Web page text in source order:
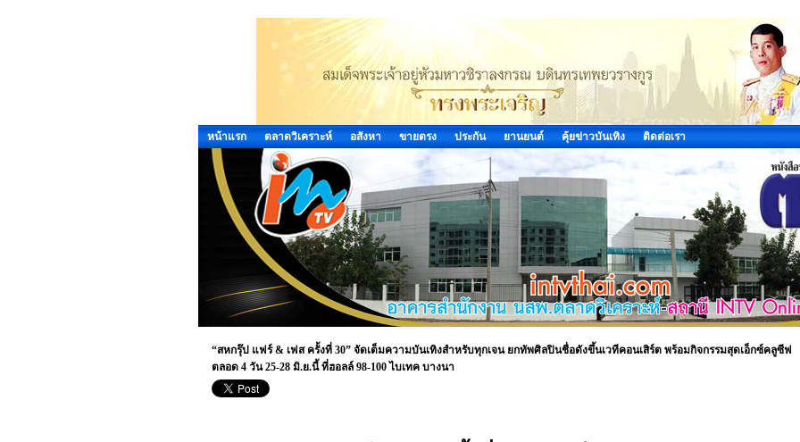
หน้าแรก ตลาดวิเคราะห์ อสังหา ขายตรง ประกัน ยานยนต์ คุ้ยข่าวบันเทิง ติดต่อเรา
“สหกรุ๊ป แฟร์ & เฟส ครั้งที่ 30” จัดเต็มความบันเทิงสำหรับทุกเจน ยกทัพศิลปินชื่อดังขึ้นเวทีคอนเสิร์ต พร้อมกิจกรรมสุดเอ็กซ์คลูซีฟ
ตลอด 4 วัน 25-28 มิ.ย.นี้ ที่ฮอลล์ 98-100 ไบเทค บางนา